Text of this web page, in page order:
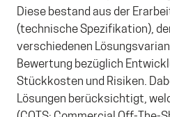
Diese bestand aus der
(technische Spezifikation),
verschiedenen
Bewertung bezüglich
Stückkosten und Risiken.
Lösungen berücksichtigt,